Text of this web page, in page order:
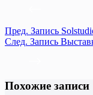
Пред. Запись
След. Запись
Похожие записи